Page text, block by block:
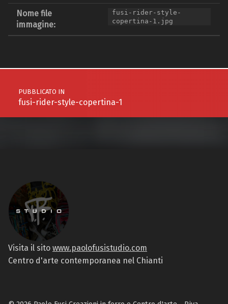
Nome file
immagine:
fusi-rider-style-
copertina-1.jpg
Navigazione articoli
PUBBLICATO IN
fusi-rider-style-copertina-1
Visita il sito www.paolofusistudio.com
Centro d'arte contemporanea nel Chianti